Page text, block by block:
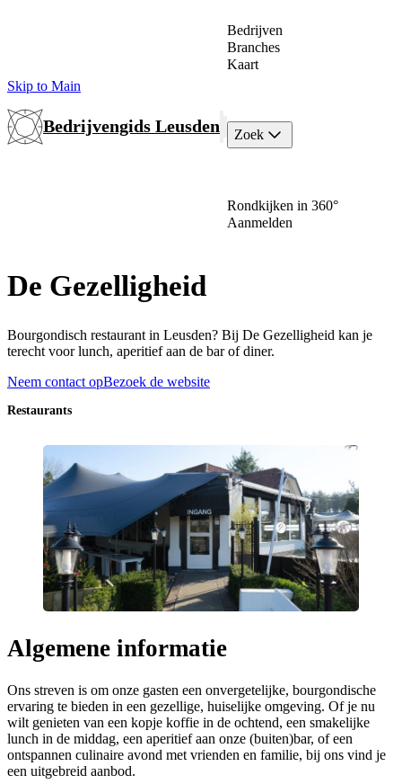
Skip to Main
Bedrijvengids Leusden
Bedrijven
Branches
Kaart
Zoek
Rondkijken in 360°
Aanmelden
De Gezelligheid
Bourgondisch restaurant in Leusden? Bij De Gezelligheid kan je
terecht voor lunch, aperitief aan de bar of diner.
Neem contact opBezoek de website
Restaurants
Algemene informatie
Ons streven is om onze gasten een onvergetelijke, bourgondische
ervaring te bieden in een gezellige, huiselijke omgeving. Of je nu
wilt genieten van een kopje koffie in de ochtend, een smakelijke
lunch in de middag, een aperitief aan onze (buiten)bar, of een
ontspannen culinaire avond met vrienden en familie, bij ons vind je
een uitgebreid aanbod.